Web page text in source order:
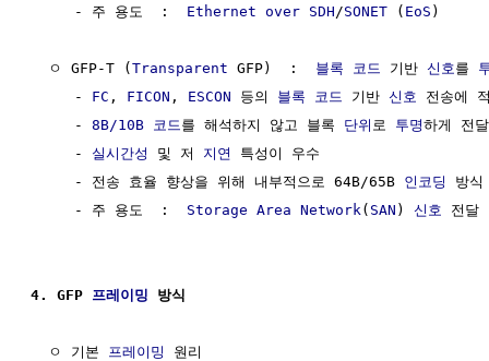
     - 주 용도  :
Ethernet over SDH /SONET ( EoS )
  ㅇ GFP-T (
Transparent GFP)  : 블록 코드 기반 신호를
     -
FC , FICON , ESCON 등의 블록 코드 기반 신호 전송에
     -
8B/10B 코드 를 해석하지 않고 블록 단위 로 투명하게 전달
     -
실시간성 및 저 지연
특성이 우수
     - 전송 효율 향상을 위해 내부적으로 64B/65B
인코딩
방식
     - 주 용도  :
Storage Area Network ( SAN ) 신호 전달
4. GFP 프레이밍 방식
  ㅇ 기본
프레이밍
원리